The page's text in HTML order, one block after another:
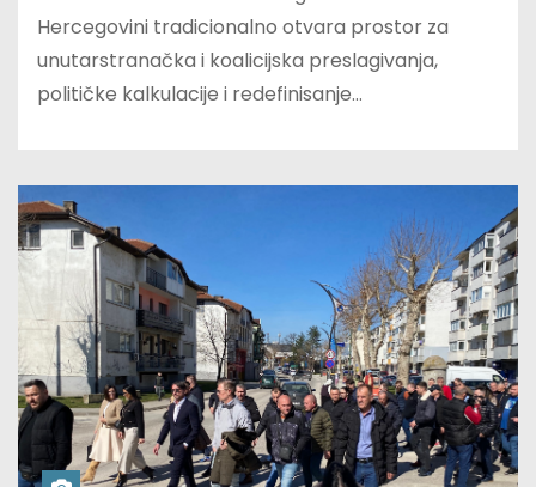
Hercegovini tradicionalno otvara prostor za
unutarstranačka i koalicijska preslagivanja,
političke kalkulacije i redefinisanje…